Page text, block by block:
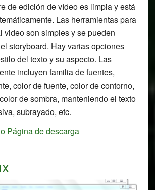
de edición de vídeo es limpia y está
Las herramientas para
video son simples y se pueden
storyboard. Hay varias opciones
del texto y su aspecto. Las
incluyen familia de fuentes,
color de fuente, color de contorno,
de sombra, manteniendo el texto
subrayado, etc.
Página de descarga